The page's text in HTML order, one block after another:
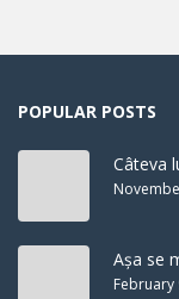
POPULAR POSTS
Câteva
Așa se
February